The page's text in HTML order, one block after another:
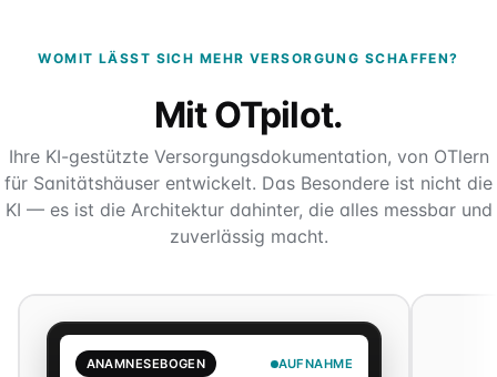
WOMIT LÄSST SICH MEHR VERSORGUNG SCHAFFEN?
Mit OTpilot.
Ihre KI-gestützte Versorgungsdokumentation, von OTlern
für Sanitätshäuser entwickelt. Das Besondere ist nicht die
KI — es ist die Architektur dahinter, die alles messbar und
zuverlässig macht.
ANAMNESEBOGEN AUFNAHME